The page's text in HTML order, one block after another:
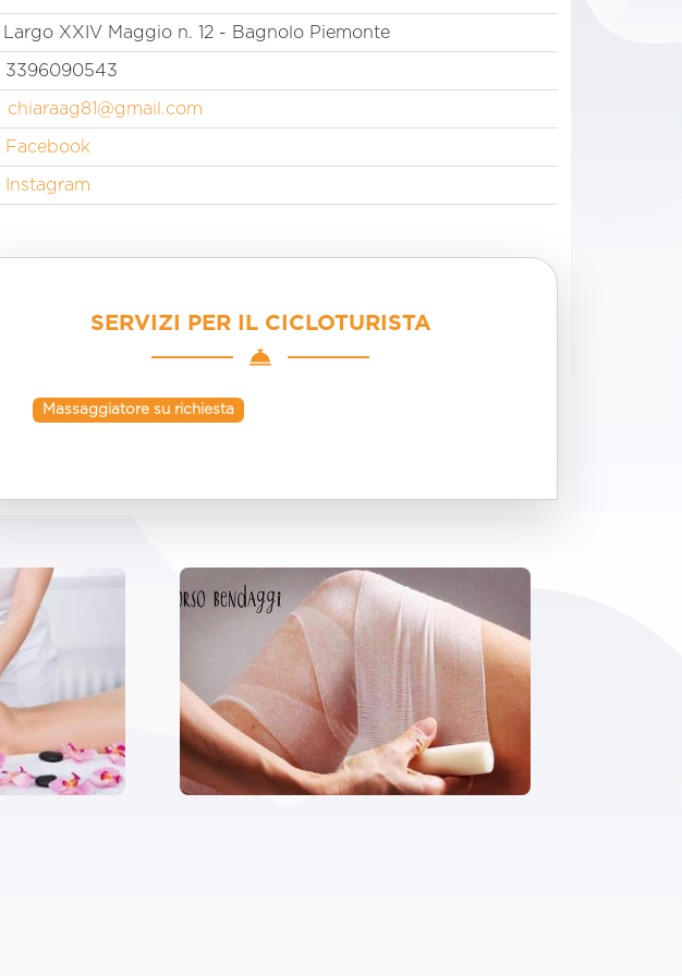
Largo XXIV Maggio n. 12 - Bagnolo Piemonte
3396090543
chiaraag81@gmail.com
Facebook
Instagram
SERVIZI PER IL CICLOTURISTA
Massaggiatore su richiesta